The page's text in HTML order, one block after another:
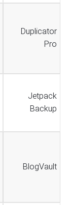
Duplicator
Pro
Jetpack
Backup
BlogVault